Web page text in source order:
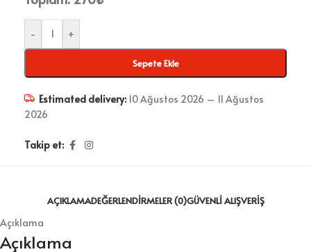
- +
Sepete Ekle
Estimated delivery: 10 Ağustos 2026 – 11 Ağustos
2026
Takip et:
AÇIKLAMADEĞERLENDIRMELER (0)GÜVENLI ALIŞVERIŞ
Açıklama
Açıklama